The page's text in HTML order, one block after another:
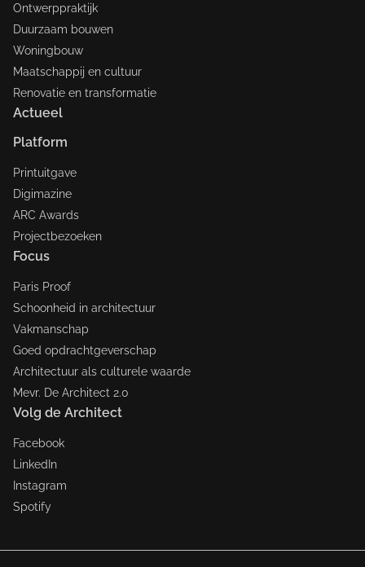
Ontwerppraktijk
Duurzaam bouwen
Woningbouw
Maatschappij en cultuur
Renovatie en transformatie
Actueel
Platform
Printuitgave
Digimazine
ARC Awards
Projectbezoeken
Focus
Paris Proof
Schoonheid in architectuur
Vakmanschap
Goed opdrachtgeverschap
Architectuur als culturele waarde
Mevr. De Architect 2.0
Volg de Architect
Facebook
LinkedIn
Instagram
Spotify